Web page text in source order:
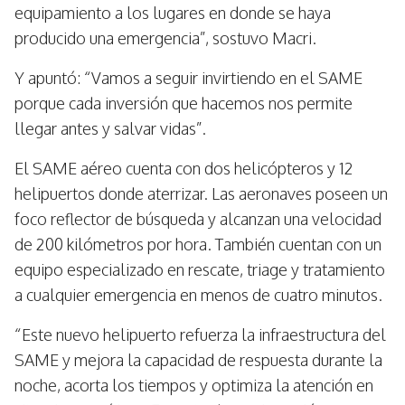
equipamiento a los lugares en donde se haya
producido una emergencia”, sostuvo Macri.
Y apuntó: “Vamos a seguir invirtiendo en el SAME
porque cada inversión que hacemos nos permite
llegar antes y salvar vidas”.
El SAME aéreo cuenta con dos helicópteros y 12
helipuertos donde aterrizar. Las aeronaves poseen un
foco reflector de búsqueda y alcanzan una velocidad
de 200 kilómetros por hora. También cuentan con un
equipo especializado en rescate, triage y tratamiento
a cualquier emergencia en menos de cuatro minutos.
“Este nuevo helipuerto refuerza la infraestructura del
SAME y mejora la capacidad de respuesta durante la
noche, acorta los tiempos y optimiza la atención en